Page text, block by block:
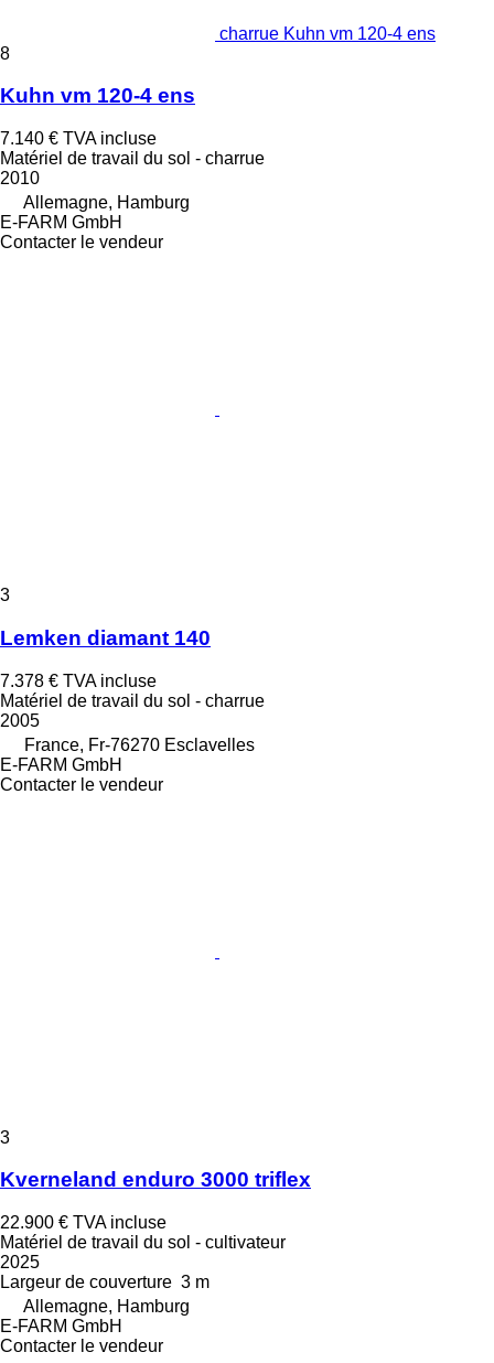
charrue Kuhn vm 120-4 ens
8
Kuhn vm 120-4 ens
7.140 € TVA incluse
Matériel de travail du sol - charrue
2010
Allemagne, Hamburg
E-FARM GmbH
Contacter le vendeur
3
Lemken diamant 140
7.378 € TVA incluse
Matériel de travail du sol - charrue
2005
France, Fr-76270 Esclavelles
E-FARM GmbH
Contacter le vendeur
3
Kverneland enduro 3000 triflex
22.900 € TVA incluse
Matériel de travail du sol - cultivateur
2025
Largeur de couverture 3 m
Allemagne, Hamburg
E-FARM GmbH
Contacter le vendeur